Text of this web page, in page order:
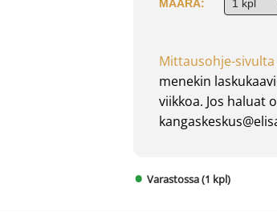
MÄÄRÄ:
Mittausohje-sivulta
menekin
viikkoa. Jos haluat
Varastossa (1 kpl)